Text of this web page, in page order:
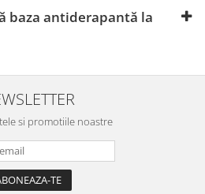
baza antiderapantă la
si promotiile noastre